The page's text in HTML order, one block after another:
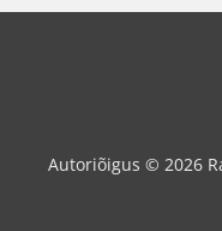
Autoriõigus © 2026